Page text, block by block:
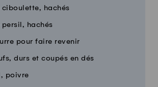
ciboulette, hachés
persil, hachés
pour faire revenir
durs et coupés en dés
poivre